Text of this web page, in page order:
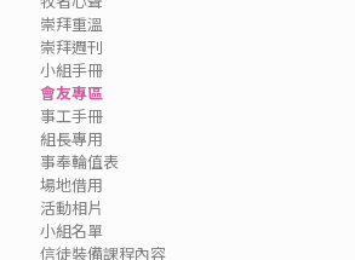
崇拜重溫
崇拜週刊
小組手冊
會友專區
事工手冊
組長專用
事奉輪值表
場地借用
活動相片
小組名單
信徒裝備課程內容